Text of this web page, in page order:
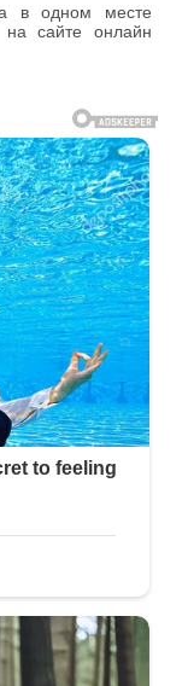
в одном месте
сайте онлайн